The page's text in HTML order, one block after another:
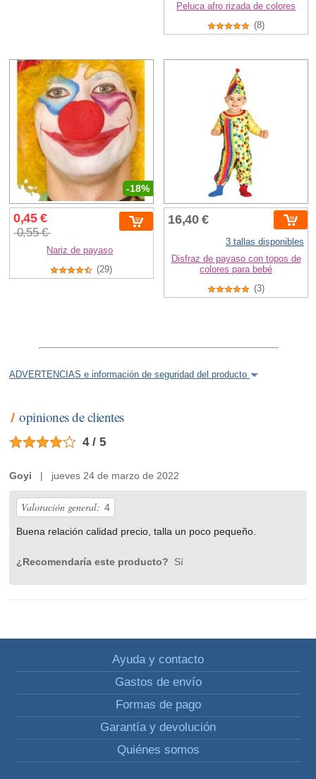
Peluca afro rizada de colores
(8)
-18%
0,45 €
0,55 €
Nariz de payaso
(29)
16,40 €
3 tallas disponibles
Disfraz de payaso con topos de
colores para bebé
(3)
ADVERTENCIAS e información de seguridad del producto
1 opiniones de clientes
4 / 5
Goyi | jueves 24 de marzo de 2022
Valoración general: 4
Buena relación calidad precio, talla un poco pequeño.
¿Recomendaría este producto? Sí
Ayuda y contacto
Gastos de envío
Formas de pago
Garantía y devolución
Quiénes somos